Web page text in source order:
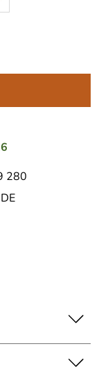
280
29 cm. Die
Mit einem